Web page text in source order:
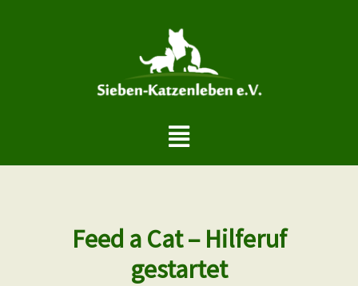
Menü
Feed a Cat – Hilferuf
gestartet